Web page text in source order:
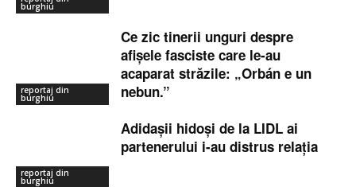
burghiu
reportaj din
burghiu
Ce zic tinerii unguri despre
afișele fasciste care le-au
acaparat străzile: „Orbán e un
nebun.”
reportaj din
burghiu
Adidașii hidoși de la LIDL ai
partenerului i-au distrus relația